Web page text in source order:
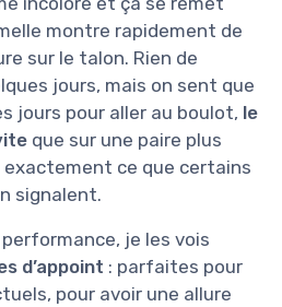
montre rapidement de
sur le talon. Rien de
jours, mais on sent que
jours pour aller au boulot, le
que sur une paire plus
exactement ce que certains
signalent.
je les vois
d’appoint : parfaites pour
pour avoir une allure